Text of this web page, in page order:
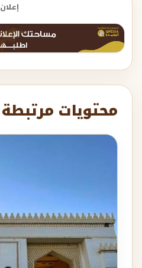
إعلان
محتويات مرتبطة